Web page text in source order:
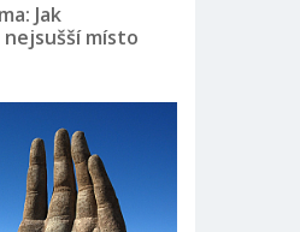
Jak
místo